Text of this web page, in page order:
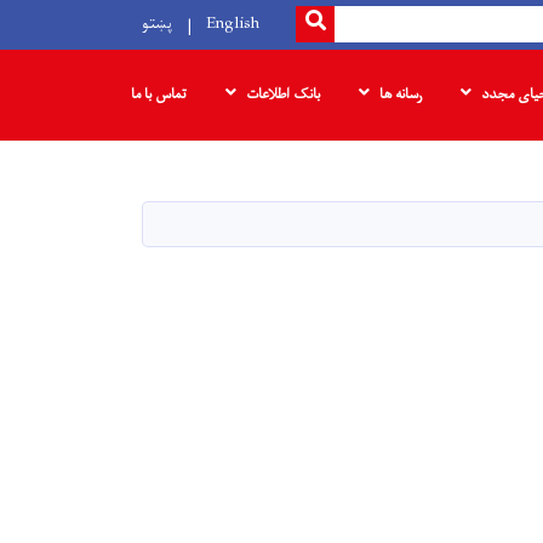
SEARCH
English پښتو
مجدد رسانه ها بانک‌ اطلاعات تماس با ما